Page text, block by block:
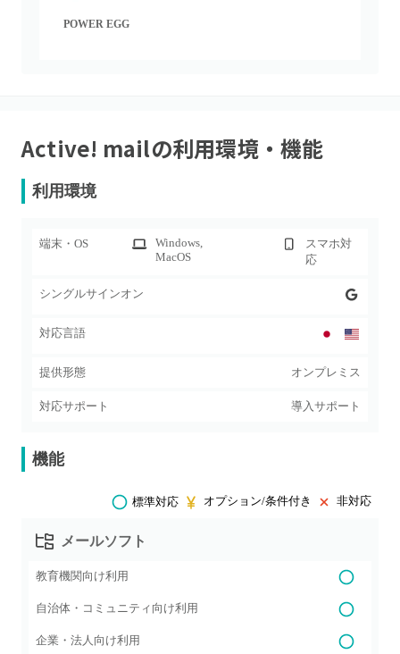
POWER EGG
Active! mailの利用環境・機能
利用環境
端末・OS Windows,
MacOS
スマホ対
応
シングルサインオン
対応言語
提供形態 オンプレミス
対応サポート 導入サポート
機能
標準対応 オプション/条件付き 非対応
メールソフト
教育機関向け利用
自治体・コミュニティ向け利用
企業・法人向け利用